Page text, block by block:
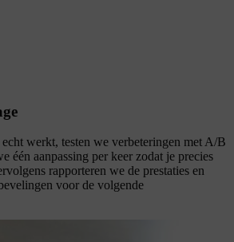
werkt, testen we verbeteringen met A/B
één aanpassing per keer zodat je precies
rapporteren we de prestaties en
voor de volgende